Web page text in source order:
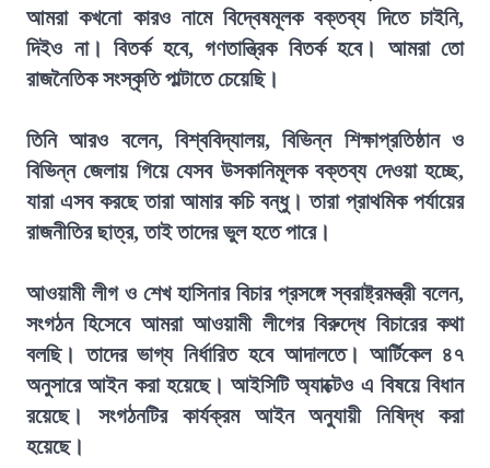
আমরা কখনো কারও নামে বিদ্বেষমূলক বক্তব্য দিতে চাইনি,
দিইও না। বিতর্ক হবে, গণতান্ত্রিক বিতর্ক হবে। আমরা তো
রাজনৈতিক সংস্কৃতি পাল্টাতে চেয়েছি।
তিনি আরও বলেন, বিশ্ববিদ্যালয়, বিভিন্ন শিক্ষাপ্রতিষ্ঠান ও
বিভিন্ন জেলায় গিয়ে যেসব উসকানিমূলক বক্তব্য দেওয়া হচ্ছে,
যারা এসব করছে তারা আমার কচি বন্ধু। তারা প্রাথমিক পর্যায়ের
রাজনীতির ছাত্র, তাই তাদের ভুল হতে পারে।
আওয়ামী লীগ ও শেখ হাসিনার বিচার প্রসঙ্গে স্বরাষ্ট্রমন্ত্রী বলেন,
সংগঠন হিসেবে আমরা আওয়ামী লীগের বিরুদ্ধে বিচারের কথা
বলছি। তাদের ভাগ্য নির্ধারিত হবে আদালতে। আর্টিকেল ৪৭
অনুসারে আইন করা হয়েছে। আইসিটি অ্যাক্টেও এ বিষয়ে বিধান
রয়েছে। সংগঠনটির কার্যক্রম আইন অনুযায়ী নিষিদ্ধ করা
হয়েছে।